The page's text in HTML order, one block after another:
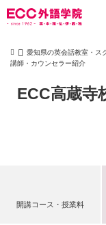
愛知県の英会話教室・ス
講師・カウンセラー紹介
ECC高蔵
開講コース・授業料